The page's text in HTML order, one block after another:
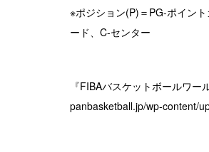
※ポジション(P)＝PG-ポイン
ード、C-センター
『FIBAバスケットボールワ
panbasketball.jp/wp-content/